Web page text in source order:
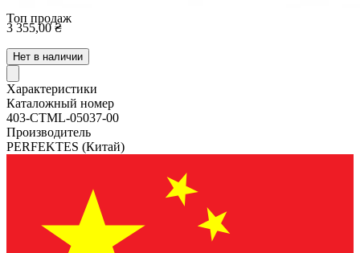
Топ продаж
3 355,00 ₴
Нет в наличии
Характеристики
Каталожный номер
403-CTML-05037-00
Производитель
PERFEKTES (Китай)